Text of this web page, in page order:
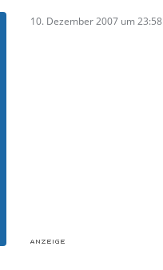
10. Dezember 2007 um 23:58